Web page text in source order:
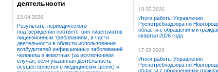
деятельности
13.04.2026
Результаты периодического
подтверждения соответствия лицензиатов
лицензионным требованиям, в части
деятельности в области использования
возбудителей инфекционных заболеваний
человека и животных (за исключением
случая, если указанная деятельность
осуществляется в медицинских целях) и
18.05.2026
Итоги работы Управления
Роспотребнадзора по
области с обращениями
квартал 2026 года
17.02.2026
Итоги работы Управления
Роспотребнадзора по
области с обращениями